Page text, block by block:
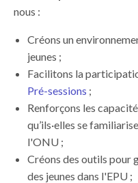
nous :
Créons un
jeunes ;
Facilitons la
Pré-sessions ;
Renforçons les
qu’ils·elles se
l'ONU ;
Créons des outils pour
des jeunes dans l'EPU ;